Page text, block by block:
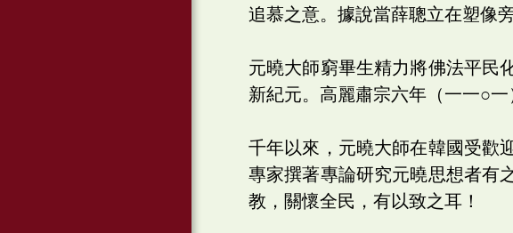
追慕之意。據說當薛聰立在塑像
元曉大師窮畢生精力將佛法平民
新紀元。高麗肅宗六年（一一○
千年以來，元曉大師在韓國受歡
專家撰著專論研究元曉思想者有
教，關懷全民，有以致之耳！